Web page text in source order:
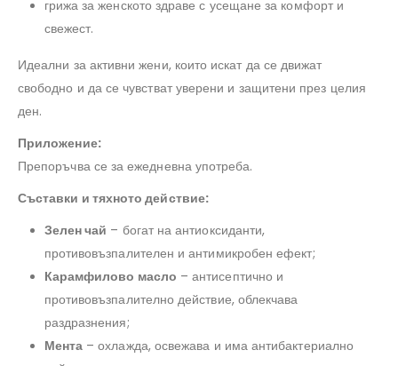
грижа за женското здраве с усещане за комфорт и
свежест.
Идеални за активни жени, които искат да се движат
свободно и да се чувстват уверени и защитени през целия
ден.
Приложение:
Препоръчва се за ежедневна употреба.
Съставки и тяхното действие:
Зелен чай – богат на антиоксиданти,
противовъзпалителен и антимикробен ефект;
Карамфилово масло – антисептично и
противовъзпалително действие, облекчава
раздразнения;
Мента – охлажда, освежава и има антибактериално